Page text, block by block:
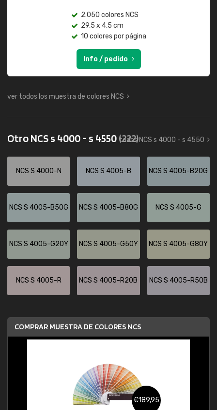
2.050 colores NCS
29,5 x 4,5 cm
10 colores por página
Info / pedido
ver todos los muestra de colores NCS
Otro NCS s 4000 - s 4550(222)
todos NCS s 4000 - s 4550
NCS S 4000-N NCS S 4005-B NCS S 4005-B20G
NCS S 4005-B50G NCS S 4005-B80G NCS S 4005-G
NCS S 4005-G20Y NCS S 4005-G50Y NCS S 4005-G80Y
NCS S 4005-R NCS S 4005-R20B NCS S 4005-R50B
COMPRAR MUESTRA DE COLORES NCS
€189,95